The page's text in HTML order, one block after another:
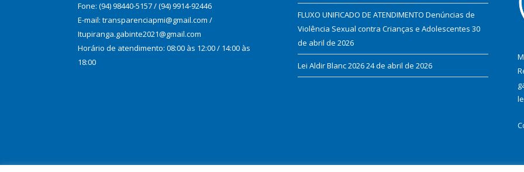
Fone: (94) 98440-5157 / (94) 9914-92446
E-mail: transparenciapmi@gmail.com /
Itupiranga.gabinte2021@gmail.com
Horário de atendimento: 08:00 às 12:00 / 14:00 às
18:00
FLUXO UNIFICADO DE ATENDIMENTO Denúncias de
Violência Sexual contra Crianças e Adolescentes 30
de abril de 2026
Lei Aldir Blanc 202624 de abril de 2026